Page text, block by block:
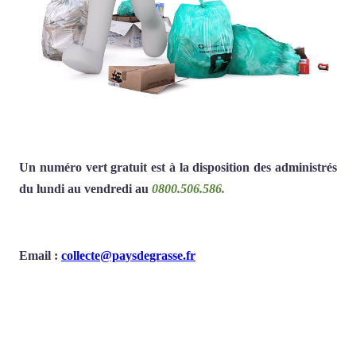
Un numéro vert gratuit est à la disposition des administrés
du lundi au vendredi au 0800.506.586.
Email : collecte@paysdegrasse.fr